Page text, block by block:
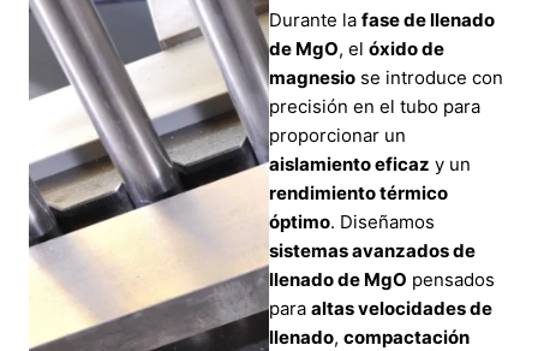
Durante la fase de llenado
de MgO, el óxido de
magnesio se introduce con
precisión en el tubo para
proporcionar un
aislamiento eficaz y un
rendimiento térmico
óptimo. Diseñamos
sistemas avanzados de
llenado de MgO pensados
para altas velocidades de
llenado, compactación